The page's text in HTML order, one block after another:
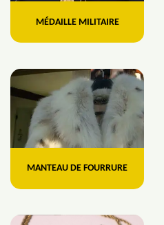
MÉDAILLE MILITAIRE
MANTEAU DE FOURRURE